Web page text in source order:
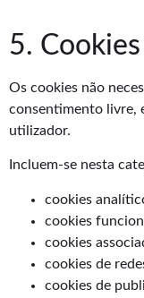
5.
Os cookies não
consentimento livre,
utilizador.
Incluem-se nesta
cookies
cookies
cookies
cookies de
cookies de